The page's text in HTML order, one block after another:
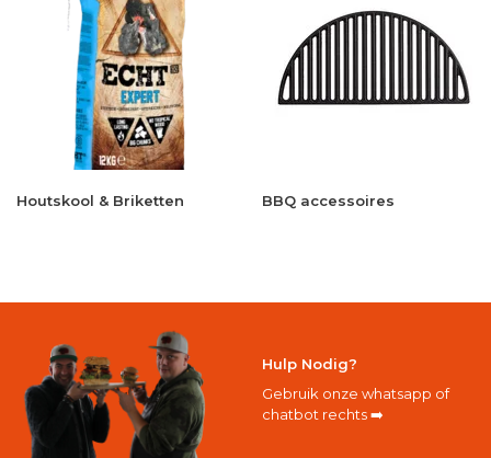
Houtskool & Briketten BBQ accessoires
Hulp Nodig?
Gebruik onze whatsapp of
chatbot rechts ➡️